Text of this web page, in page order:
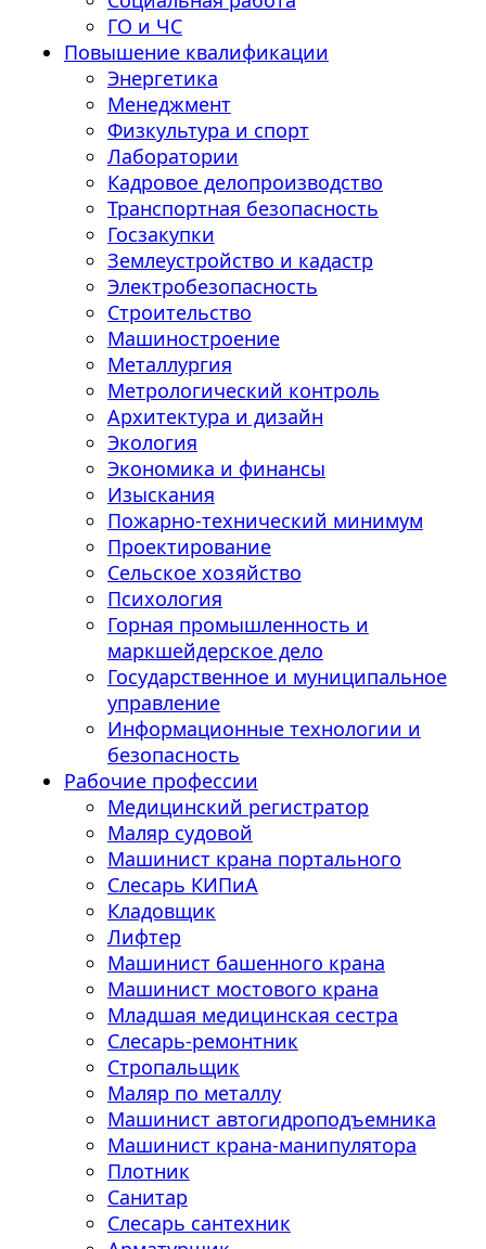
ГО и ЧС
Повышение квалификации
Энергетика
Менеджмент
Физкультура и спорт
Лаборатории
Кадровое делопроизводство
Транспортная безопасность
Госзакупки
Землеустройство и кадастр
Электробезопасность
Строительство
Машиностроение
Металлургия
Метрологический контроль
Архитектура и дизайн
Экология
Экономика и финансы
Изыскания
Пожарно-технический минимум
Проектирование
Сельское хозяйство
Психология
Горная промышленность и
маркшейдерское дело
Государственное и муниципальное
управление
Информационные технологии и
безопасность
Рабочие профессии
Медицинский регистратор
Маляр судовой
Машинист крана портального
Слесарь КИПиА
Кладовщик
Лифтер
Машинист башенного крана
Машинист мостового крана
Младшая медицинская сестра
Слесарь-ремонтник
Стропальщик
Маляр по металлу
Машинист автогидроподъемника
Машинист крана-манипулятора
Плотник
Санитар
Слесарь сантехник